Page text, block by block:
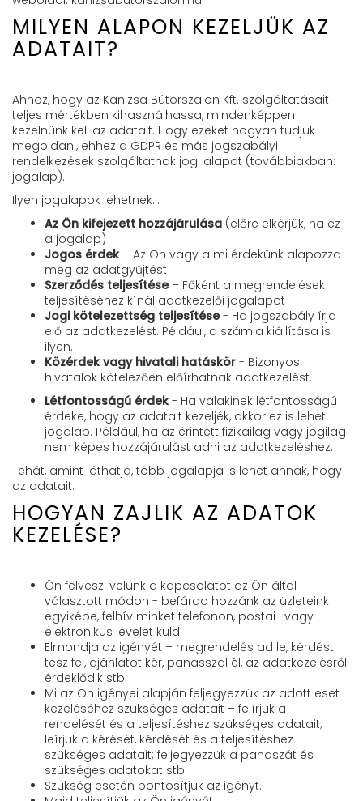
MILYEN ALAPON KEZELJÜK AZ
ADATAIT?
Ahhoz, hogy az Kanizsa Bútorszalon Kft. szolgáltatásait
teljes mértékben kihasználhassa, mindenképpen
kezelnünk kell az adatait. Hogy ezeket hogyan tudjuk
megoldani, ehhez a GDPR és más jogszabályi
rendelkezések szolgáltatnak jogi alapot (továbbiakban:
jogalap).
Ilyen jogalapok lehetnek…
Az Ön kifejezett hozzájárulása (előre elkérjük, ha ez
a jogalap)
Jogos érdek– Az Ön vagy a mi érdekünk alapozza
meg az adatgyűjtést
Szerződés teljesítése– Főként a megrendelések
teljesítéséhez kínál adatkezelői jogalapot
Jogi kötelezettség teljesítése- Ha jogszabály írja
elő az adatkezelést. Például, a számla kiállítása is
ilyen.
Közérdek vagy hivatali hatáskör - Bizonyos
hivatalok kötelezően előírhatnak adatkezelést.
Létfontosságú érdek- Ha valakinek létfontosságú
érdeke, hogy az adatait kezeljék, akkor ez is lehet
jogalap. Például, ha az érintett fizikailag vagy jogilag
nem képes hozzájárulást adni az adatkezeléshez.
Tehát, amint láthatja, több jogalapja is lehet annak, hogy
az adatait.
HOGYAN ZAJLIK AZ ADATOK
KEZELÉSE?
Ön felveszi velünk a kapcsolatot az Ön által
választott módon - befárad hozzánk az üzleteink
egyikébe, felhív minket telefonon, postai- vagy
elektronikus levelet küld
Elmondja az igényét – megrendelés ad le, kérdést
tesz fel, ajánlatot kér, panasszal él, az adatkezelésről
érdeklődik stb.
Mi az Ön igényei alapján feljegyezzük az adott eset
kezeléséhez szükséges adatait – felírjuk a
rendelését és a teljesítéshez szükséges adatait;
leírjuk a kérését, kérdését és a teljesítéshez
szükséges adatait; feljegyezzük a panaszát és
szükséges adatokat stb.
Szükség esetén pontosítjuk az igényt.